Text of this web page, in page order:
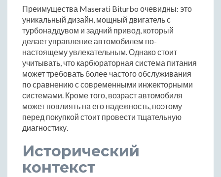
Преимущества Maserati Biturbo очевидны: это
уникальный дизайн, мощный двигатель с
турбонаддувом и задний привод, который
делает управление автомобилем по-
настоящему увлекательным. Однако стоит
учитывать, что карбюраторная система питания
может требовать более частого обслуживания
по сравнению с современными инжекторными
системами. Кроме того, возраст автомобиля
может повлиять на его надежность, поэтому
перед покупкой стоит провести тщательную
диагностику.
Исторический
контекст